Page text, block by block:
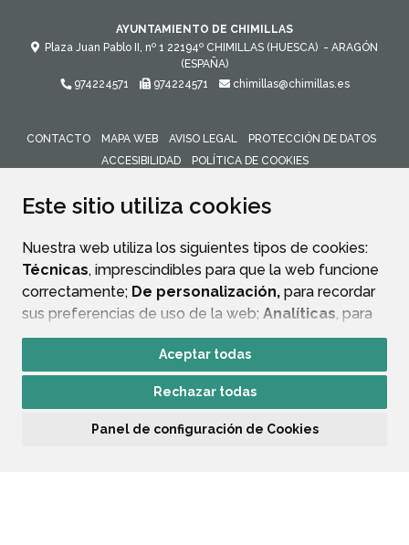
Este sitio utiliza cookies
Nuestra web utiliza los siguientes tipos de cookies:
Técnicas, imprescindibles para que la web funcione
correctamente; De personalización, para recordar
sus preferencias de uso de la web; Analíticas, para
mejorar el funcionamiento de la web y sus servicios.
Si acepta pulsando el botón“Aceptar todas”
consideramos que acepta su uso. Si pulsa el botón
ninguna acción, se guardarán las cookies técnicas
Aceptar todas
Rechazar todas
Panel de configuración de Cookies
AYUNTAMIENTO DE CHIMILLAS
Plaza Juan Pablo II, nº 1 22194º CHIMILLAS (HUESCA) - ARAGÓN
(ESPAÑA)
974224571
974224571 chimillas@chimillas.es
CONTACTO MAPA WEB AVISO LEGAL
PROTECCIÓN DE DATOS
ACCESIBILIDAD
POLÍTICA DE COOKIES